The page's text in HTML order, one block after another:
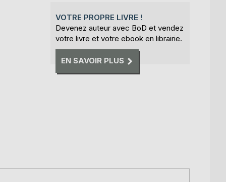
VOTRE PROPRE LIVRE !
Devenez auteur avec BoD et vendez
votre livre et votre ebook en librairie.
EN SAVOIR PLUS